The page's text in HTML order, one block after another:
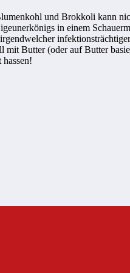
und Brokkoli kann
in einem
Butter (oder auf Butter